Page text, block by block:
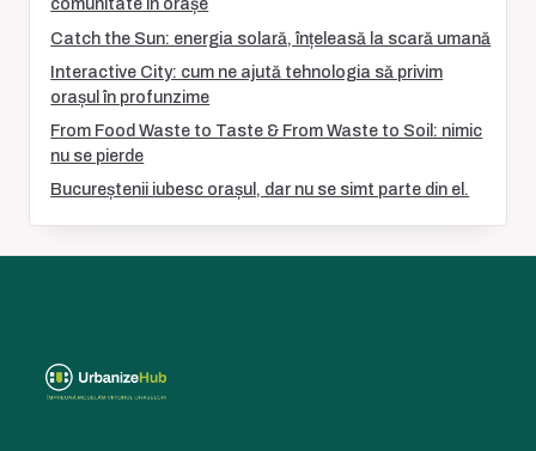
comunitate în orașe
Catch the Sun: energia solară, înțeleasă la scară umană
Interactive City: cum ne ajută tehnologia să privim
orașul în profunzime
From Food Waste to Taste & From Waste to Soil: nimic
nu se pierde
Bucureștenii iubesc orașul, dar nu se simt parte din el.